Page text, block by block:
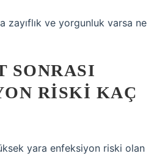
zayıflık ve yorgunluk varsa ne
SONRASI
RISKI KAÇ
yara enfeksiyon riski olan